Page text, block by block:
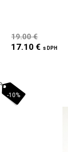
19.00 €
17.10 € s DPH
-10%